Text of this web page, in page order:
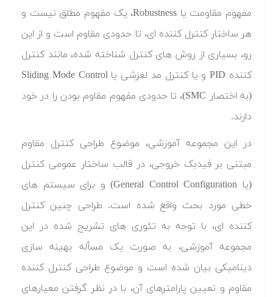
مفهوم مقاومت یا Robustness، یک مفهوم مطلق نیست و
هر ساختار کنترل کننده ای، تا حدودی مقاوم است و از این
رو، بسیاری از روش های کنترل شناخته شده، مانند کنترل
کننده PID و یا کنترل مد لغزشی یا Sliding Mode Control
(به اختصار SMC)، تا حدودی مفهوم مقاوم بودن را در خود
دارند.
در این مجموعه آموزشی، موضوع طراحی کنترل مقاوم
مبتنی بر فیدبک خروجی، در قالب ساختار عمومی کنترل
(یا General Control Configuration) و برای سیستم های
خطی مورد بحث واقع شده است. طراحی چنین کنترل
کننده ای، با توجه به تئوری های تشریح شده در این
مجموعه آموزشی، به صورت یک مسأله بهینه سازی
دینامیکی بیان شده است و موضوع طراحی کنترل کننده
مقاوم و تعیین پارامترهای آن، با در نظر گرفتن معیارهای